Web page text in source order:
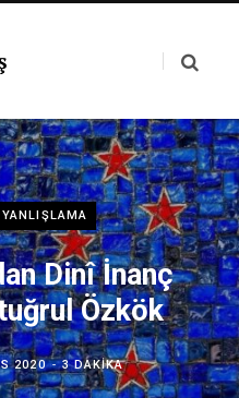
Dinî İnanç
Özkök
2020 3 DAKIKA